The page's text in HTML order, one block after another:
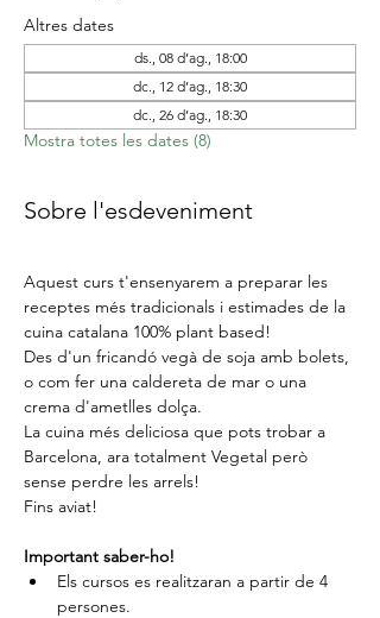
Altres dates
ds., 08 d’ag., 18:00
dc., 12 d’ag., 18:30
dc., 26 d’ag., 18:30
Mostra totes les dates (8)
Sobre l'esdeveniment
Aquest curs t'ensenyarem a preparar les
receptes més tradicionals i estimades de la
cuina catalana 100% plant based!
Des d'un fricandó vegà de soja amb bolets,
o com fer una caldereta de mar o una
crema d'ametlles dolça.
La cuina més deliciosa que pots trobar a
Barcelona, ​​ara totalment Vegetal però
sense perdre les arrels!
Fins aviat!
Important saber-ho!
Els cursos es realitzaran a partir de 4
persones.